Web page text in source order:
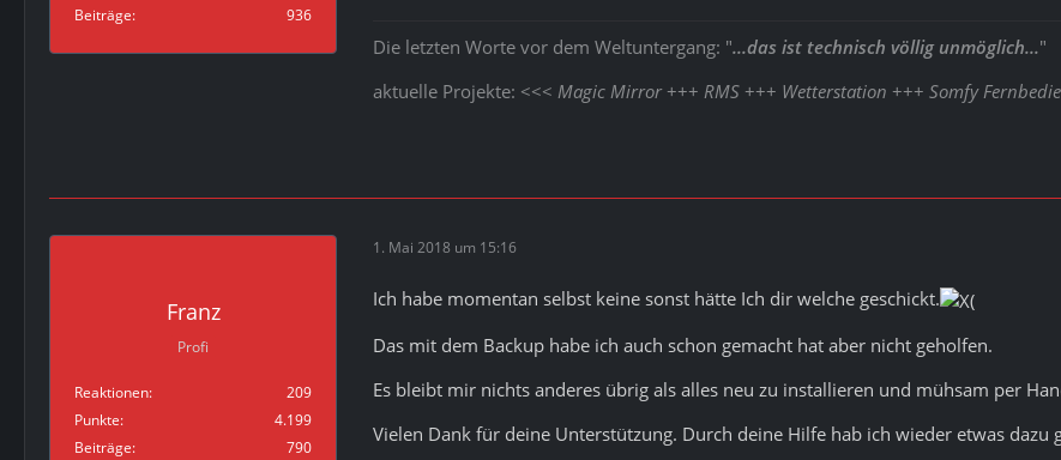
Beiträge
936
Die letzten Worte vor dem Weltuntergang: "...das ist technisch völlig unmöglich..."
aktuelle Projekte: <<< Magic Mirror+++ RMS +++ Wetterstation +++ Somfy
Franz
Profi
Reaktionen
209
Punkte
4.199
Beiträge
790
1. Mai 2018 um 15:16
Ich habe momentan selbst keine sonst hätte Ich dir welche geschickt.
Das mit dem Backup habe ich auch schon gemacht hat aber nicht geholfen.
Es bleibt mir nichts anderes übrig als alles neu zu installieren und mühsam per
Vielen Dank für deine Unterstützung. Durch deine Hilfe hab ich wieder etwas dazu